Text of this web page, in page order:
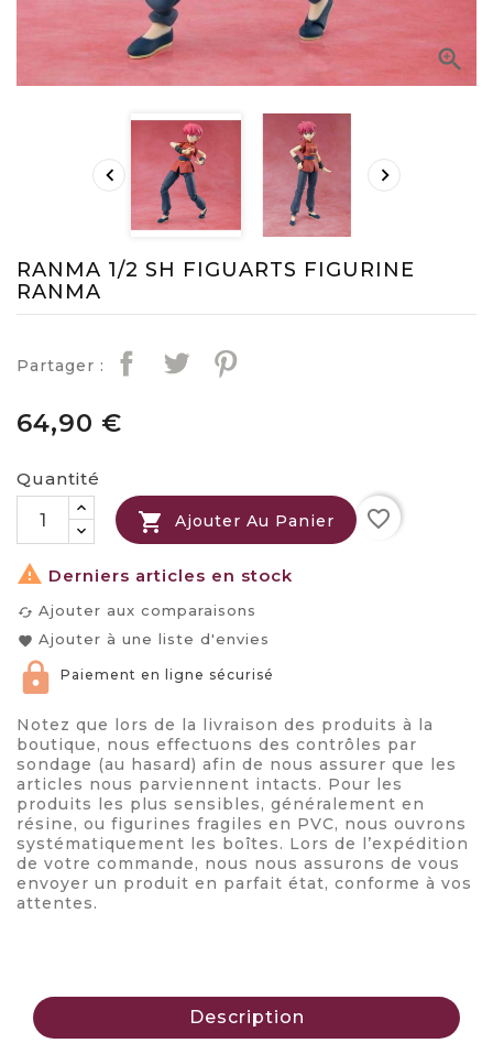

 
RANMA 1/2 SH FIGUARTS FIGURINE
RANMA
Partager :
64,90 €
Quantité
 Ajouter Au Panier favorite_border
 Derniers articles en stock
cached Ajouter aux comparaisons
favorite Ajouter à une liste d'envies
Paiement en ligne sécurisé
Notez que lors de la livraison des produits à la
boutique, nous effectuons des contrôles par
sondage (au hasard) afin de nous assurer que les
articles nous parviennent intacts. Pour les
produits les plus sensibles, généralement en
résine, ou figurines fragiles en PVC, nous ouvrons
systématiquement les boîtes. Lors de l’expédition
de votre commande, nous nous assurons de vous
envoyer un produit en parfait état, conforme à vos
attentes.
Description